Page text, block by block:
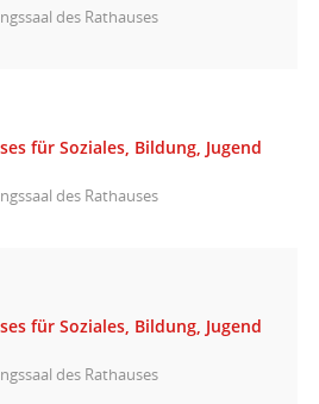
des Rathauses
für Soziales, Bildung, Jugend
des Rathauses
für Soziales, Bildung, Jugend
des Rathauses